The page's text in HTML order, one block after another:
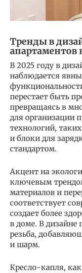
Тренды в
апартаментов
В 2025 году в
наблюдается
перестает быть
превращаясь в
для организации
технологий,
и блоки для
стандартом.
Акцент на
ключевым
материалов и
соответствует
создает более
в доме. В
резьба,
и шарм.
Кресло-капля,